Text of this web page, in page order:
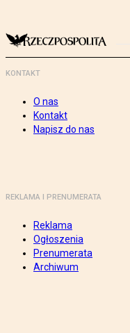
KONTAKT
O nas
Kontakt
Napisz do nas
REKLAMA I PRENUMERATA
Reklama
Ogłoszenia
Prenumerata
Archiwum